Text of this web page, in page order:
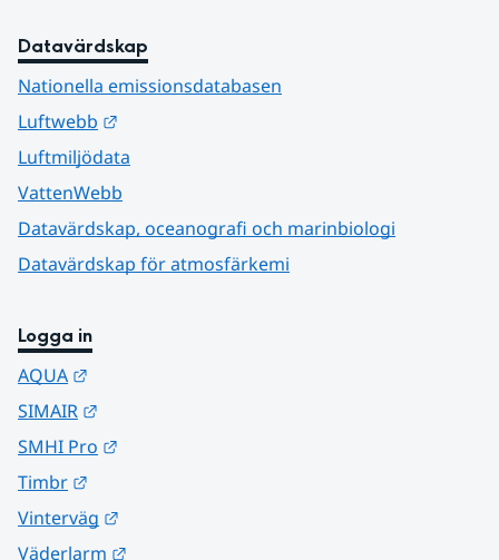
Datavärdskap
Nationella emissionsdatabasen
Luftwebb
Luftmiljödata
VattenWebb
Datavärdskap, oceanografi och marinbiologi
Datavärdskap för atmosfärkemi
Logga in
AQUA
SIMAIR
SMHI Pro
Timbr
Vinterväg
Väderlarm